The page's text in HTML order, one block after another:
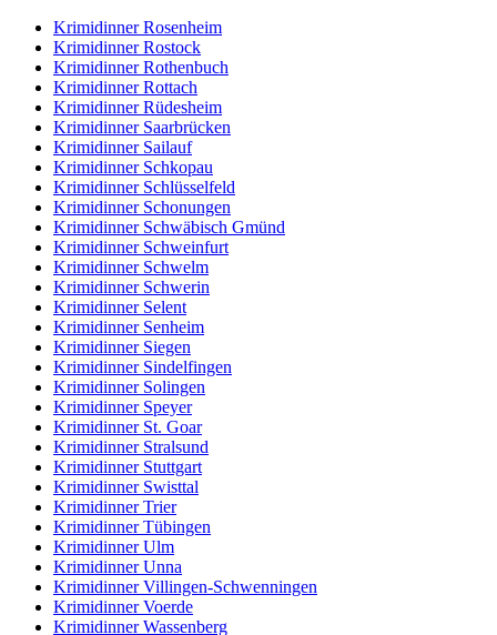
Krimidinner Rosenheim
Krimidinner Rostock
Krimidinner Rothenbuch
Krimidinner Rottach
Krimidinner Rüdesheim
Krimidinner Saarbrücken
Krimidinner Sailauf
Krimidinner Schkopau
Krimidinner Schlüsselfeld
Krimidinner Schonungen
Krimidinner Schwäbisch Gmünd
Krimidinner Schweinfurt
Krimidinner Schwelm
Krimidinner Schwerin
Krimidinner Selent
Krimidinner Senheim
Krimidinner Siegen
Krimidinner Sindelfingen
Krimidinner Solingen
Krimidinner Speyer
Krimidinner St. Goar
Krimidinner Stralsund
Krimidinner Stuttgart
Krimidinner Swisttal
Krimidinner Trier
Krimidinner Tübingen
Krimidinner Ulm
Krimidinner Unna
Krimidinner Villingen-Schwenningen
Krimidinner Voerde
Krimidinner Wassenberg